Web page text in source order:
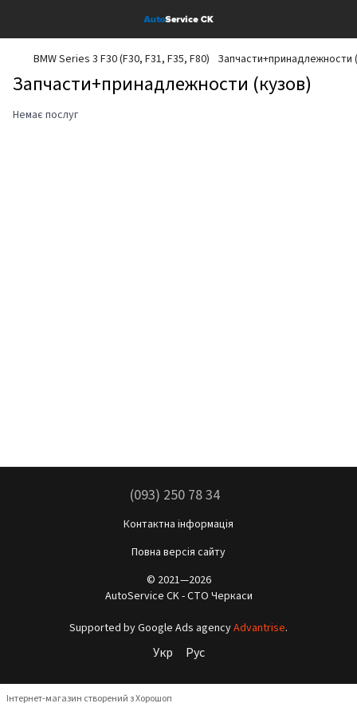
BMW Series 3 F30 (F30, F31, F35, F80) Запчасти+принадлежности
Запчасти+принадлежности (кузов)
Немає послуг
(093) 250 78 34
Контактна інформація
Повна версія сайту
© 2021—2026
AutoService CK - СТО Черкаси
Supported by Google Ads agencyAdvantrise.
Укр Рус
Інтернет-магазин створений з Хорошоп